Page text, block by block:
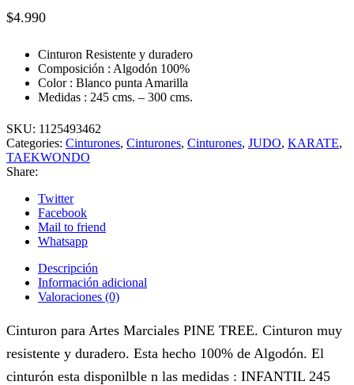
$4.990
Cinturon Resistente y duradero
Composición : Algodón 100%
Color : Blanco punta Amarilla
Medidas : 245 cms. – 300 cms.
SKU: 1125493462
Categories: Cinturones, Cinturones, Cinturones, JUDO, KARATE,
TAEKWONDO
Share:
Twitter
Facebook
Mail to friend
Whatsapp
Descripción
Información adicional
Valoraciones (0)
Cinturon para Artes Marciales PINE TREE. Cinturon muy
resistente y duradero. Esta hecho 100% de Algodón. El
cinturón esta disponilble n las medidas : INFANTIL 245